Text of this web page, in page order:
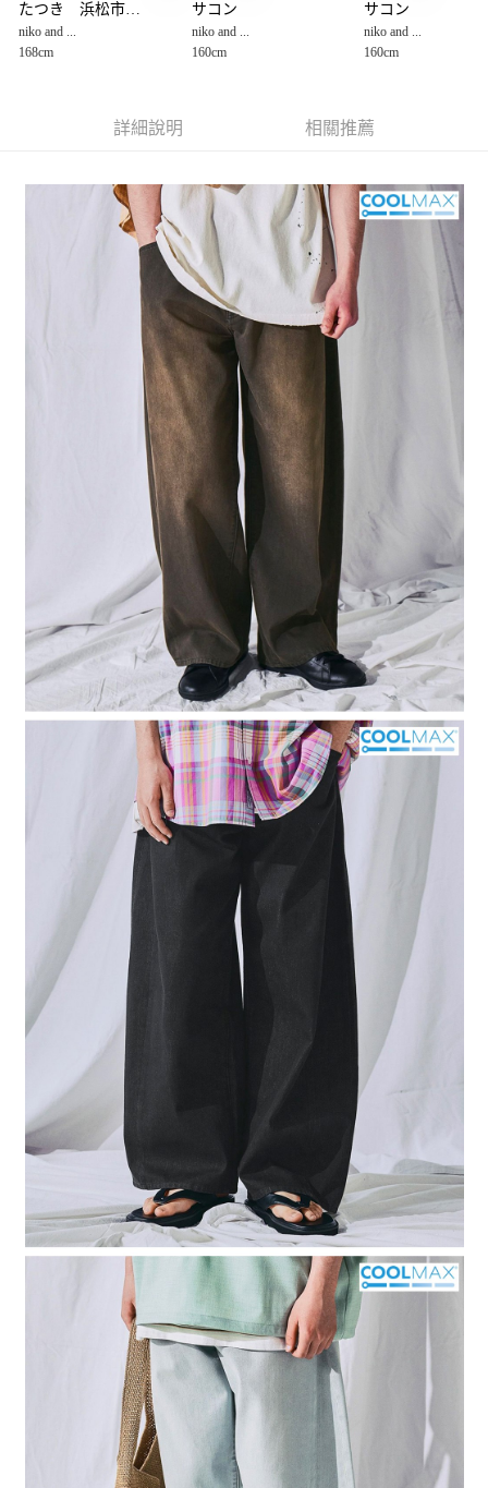
【大哥付你分期使用說明】
1.本服務由台灣大哥大提供，台灣大哥大用戶可立即使用無須另外申請。
2.付款方式選擇「大哥付你分期」，訂單成立後會自動跳轉到大哥付的交易
3.實際核准額度、可分期數及費用金額請依後續交易確認頁面所載為準。
4.訂單成立30分鐘內，如未前往確認交易或遇審核未通過，訂單將自動取
【繳款方式說明】
1.分期款項不併入電信帳單，「大哥付你分期」於每月結算日後寄送繳費提
2.透過簡訊連結打開帳單後，可選擇「超商條碼／台灣大直營門市／銀行轉
帳／街口支付／iPASS MONEY」等通路繳費。
1.本服務係由「台灣大哥大股份有限公司」（以下簡稱本公司）所提供，讓
用戶於交易時，得透過本服務購買商品或服務，並由商店將買賣／分期付款
買賣價金債權讓與本公司後，依約使用本公司帳單繳交帳款。
2.基於同意付款使用「大哥付你分期」之契約關係目的，商店將以您的個人
資料（包含姓名、電話或地址）提供予台灣大哥大進項蒐集、處理及利用，
由本公司與您本人進行分期帳單所需資料之確認、核對及更正。
3.完整用戶服務條款，請詳閱以下連結：
https://oppay.tw/userRule
AFTEE先享後付
３．安心：先確認商品／服務後，再付款。
【「AFTEE先享後付」結帳流程】
１．於結帳方式選擇「AFTEE先享後付」後，將跳轉至「AFTEE先享後付」
結帳頁面，進行簡訊認證並確認金額後，即可完成結帳。
２．訂單成立數日內，您將收到繳費通知簡訊。
３．收到繳費通知簡訊後14天內，點擊此簡訊中的連結，可透過四大超商／
ATM／網路銀行／等多元方式進行付款，方視為交易完成。
※ 請注意：結帳手續完成當下不需立刻繳費，但若您需要取消訂單，請聯絡
購買商品的店家。未經商家同意取消之訂單仍視為有效，需透過AFTEE先享
後付繳納相關費用。
※ 交易是否成功請以「AFTEE先享後付 」之結帳頁面顯示為準，若有關於
是否繳費成功／繳費後需取消欲退款等相關疑問，請聯繫「AFTEE先享後付
https://netprotections.freshdesk.com/support/home
１．透過由恩沛科技股份有限公司提供之「AFTEE先享後付」服務完成之交
易，需依本服務之必要範圍內提供個人資料，並將交易相關給付款項請求債
權轉讓予恩沛科技股份有限公司。
２．關於個人資料處理事宜，請瀏覽以下網址：
https://aftee.tw/terms/#terms3
３．未成年的使用者請事先徵得法定代理人或監護人之同意方可使用
「AFTEE先享後付」，若未經同意申辦者引起之損失，本公司不負相關責
４．使用「AFTEE先享後付」時，將依據個別帳號之用戶狀況，依本公司即
時審查核予不同之上限額度；若仍有額度不足之情形，本公司將視審查結果
請求用戶進行身份認證。
５．嚴禁一人註冊多個帳號或使用他人資訊註冊。若發現惡意使用之情形，
恩沛科技股份有限公司將有權停止該用戶之使用額度並採取法律行動。
每筆NT$80，滿NT$888(含以上)免運費
付款後 全家取貨
每筆NT$80，滿NT$888(含以上)免運費
每筆NT$80，滿NT$1,500(含以上)免運費
每筆NT$80，滿NT$1,500(含以上)免運費
每筆NT$80，滿NT$1,500(含以上)免運費
たつき 浜松市野イオン
niko and ...
168cm
サコン
niko and ...
160cm
サコン
niko and ...
160cm
詳細說明 相關推薦